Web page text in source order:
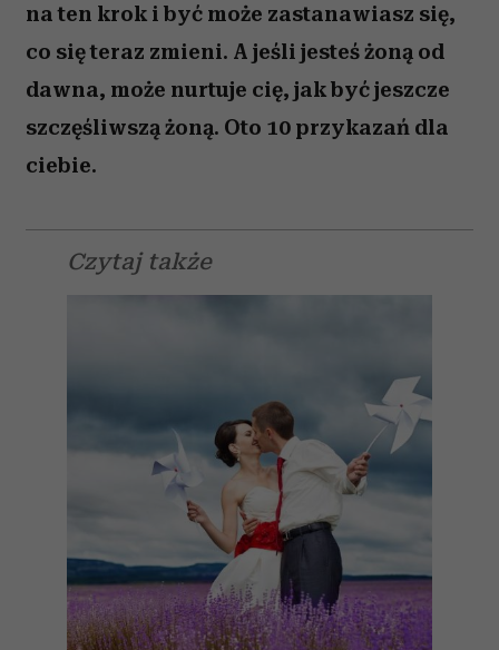
na ten krok i być może zastanawiasz się,
co się teraz zmieni. A jeśli jesteś żoną od
dawna, może nurtuje cię, jak być jeszcze
szczęśliwszą żoną. Oto 10 przykazań dla
ciebie.
Czytaj także